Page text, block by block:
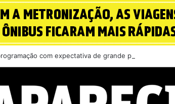
com expectativa de grande público nesta